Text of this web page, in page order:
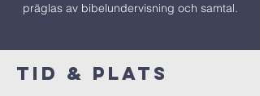
präglas av bibelundervisning och samtal.
Tid & Plats